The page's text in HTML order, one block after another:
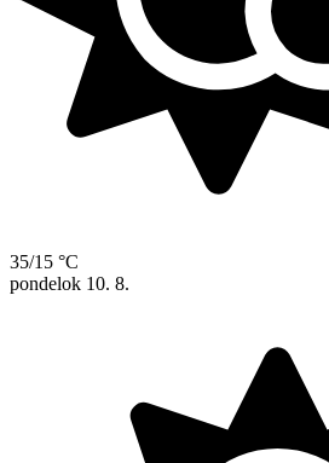
35/15 °C
pondelok 10. 8.